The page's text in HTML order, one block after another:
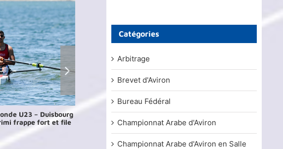
U23 – Duisbourg
frappe fort et file
Championnats du Monde d’Aviron U23 –
Duisbourg 2026 : Le bilan de la
Championnats
Catégories
Arbitrage
Brevet d'Aviron
Bureau Fédéral
Championnat Arabe d'Aviron
Championnat Arabe d'Aviron en Salle